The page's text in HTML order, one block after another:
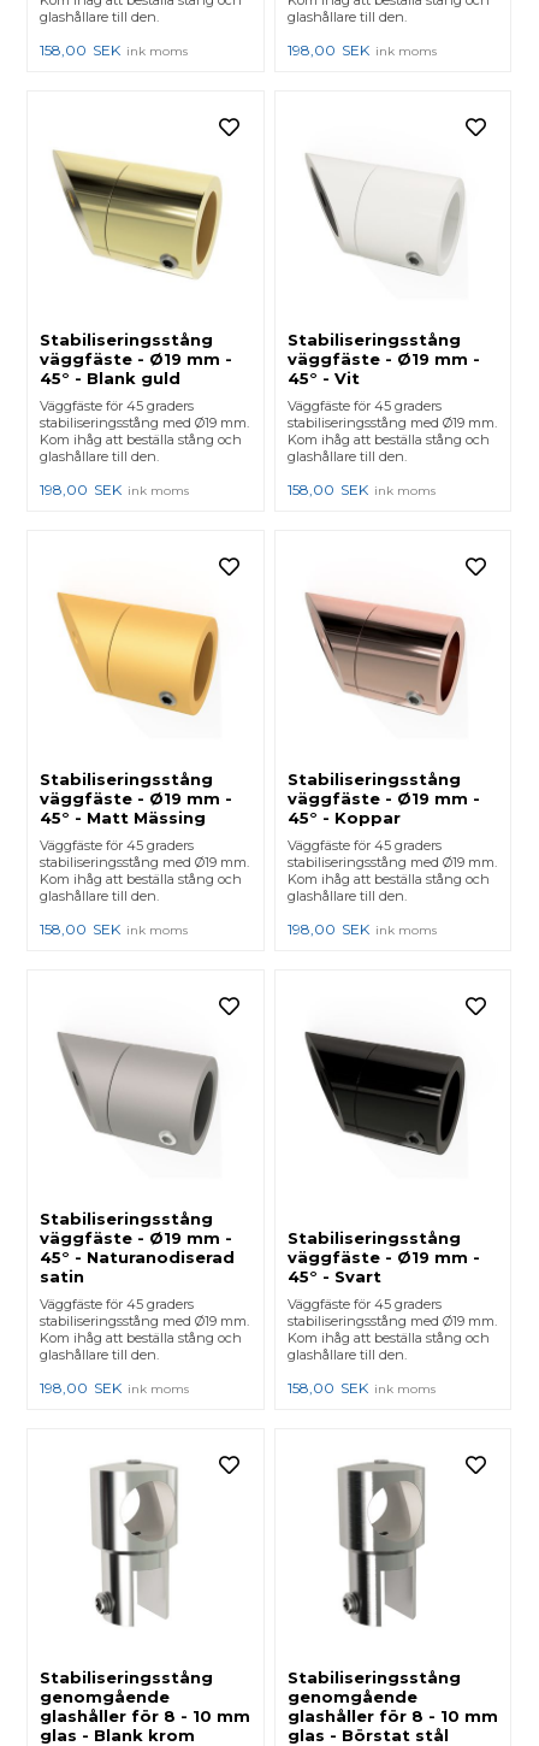
glashållare till den.
158,00 SEK ink moms
glashållare till den.
198,00 SEK ink moms
Stabiliseringsstång
väggfäste - Ø19 mm -
45° - Blank guld
Väggfäste för 45 graders
stabiliseringsstång med Ø19 mm.
Kom ihåg att beställa stång och
glashållare till den.
198,00 SEK ink moms
Stabiliseringsstång
väggfäste - Ø19 mm -
45° - Vit
Väggfäste för 45 graders
stabiliseringsstång med Ø19 mm.
Kom ihåg att beställa stång och
glashållare till den.
158,00 SEK ink moms
Stabiliseringsstång
väggfäste - Ø19 mm -
45° - Matt Mässing
Väggfäste för 45 graders
stabiliseringsstång med Ø19 mm.
Kom ihåg att beställa stång och
glashållare till den.
158,00 SEK ink moms
Stabiliseringsstång
väggfäste - Ø19 mm -
45° - Koppar
Väggfäste för 45 graders
stabiliseringsstång med Ø19 mm.
Kom ihåg att beställa stång och
glashållare till den.
198,00 SEK ink moms
Stabiliseringsstång
väggfäste - Ø19 mm -
45° - Naturanodiserad
satin
Väggfäste för 45 graders
stabiliseringsstång med Ø19 mm.
Kom ihåg att beställa stång och
glashållare till den.
198,00 SEK ink moms
Stabiliseringsstång
väggfäste - Ø19 mm -
45° - Svart
Väggfäste för 45 graders
stabiliseringsstång med Ø19 mm.
Kom ihåg att beställa stång och
glashållare till den.
158,00 SEK ink moms
Stabiliseringsstång
genomgående
glashåller för 8 - 10 mm
glas - Blank krom
Stabiliseringsstång
genomgående
glashåller för 8 - 10 mm
glas - Börstat stål